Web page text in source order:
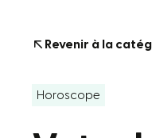
Revenir à la
Horoscope